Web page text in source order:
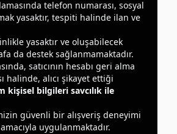
telefon numarası, sosyal
yasaktır, tespiti halinde ilan ve
yasaktır ve oluşabilecek
da destek sağlanmamaktadır.
satıcının hesabı geri alma
halinde, alıcı şikayet ettiği
kişisel bilgileri savcılık ile
güvenli bir alışveriş deneyimi
uygulanmaktadır.